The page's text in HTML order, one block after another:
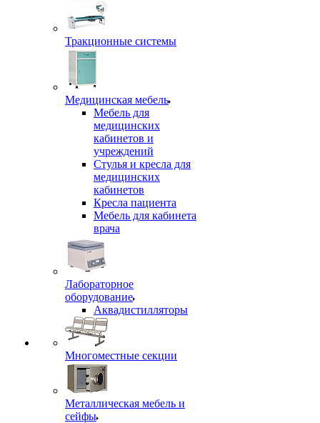
Тракционные системы
Медицинская мебель
Мебель для
медицинских
кабинетов и
учреждений
Стулья и кресла для
медицинских
кабинетов
Кресла пациента
Мебель для кабинета
врача
Лабораторное
оборудование
Аквадистилляторы
Многоместные секции
Металлическая мебель и
сейфы